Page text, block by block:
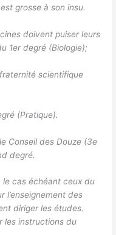
grosse à son insu.
doivent puiser leurs
1er degré (Biologie);
scientifique
(Pratique).
Conseil des Douze (3e
degré.
cas échéant ceux du
l’enseignement des
diriger les études.
les instructions du